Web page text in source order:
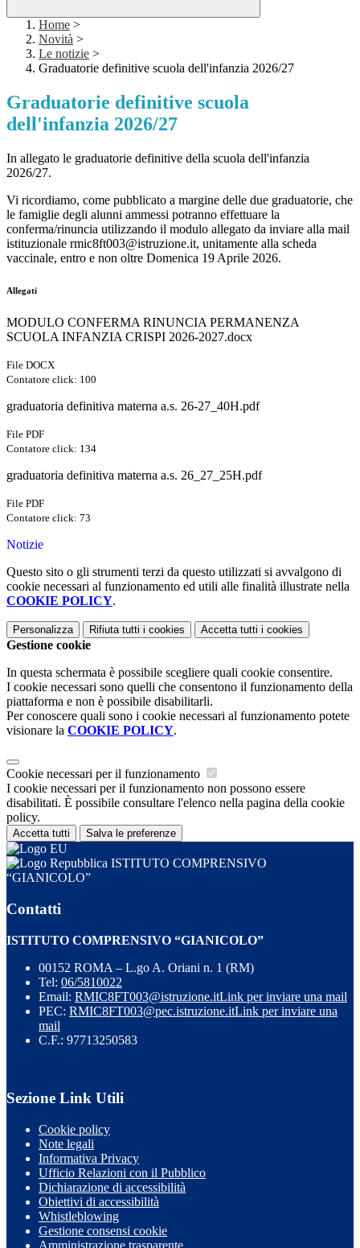
Home >
Novità >
Le notizie >
Graduatorie definitive scuola dell'infanzia 2026/27
Graduatorie definitive scuola
dell'infanzia 2026/27
In allegato le graduatorie definitive della scuola dell'infanzia
2026/27.
Vi ricordiamo, come pubblicato a margine delle due graduatorie, che
le famiglie degli alunni ammessi potranno effettuare la
conferma/rinuncia utilizzando il modulo allegato da inviare alla mail
istituzionale rmic8ft003@istruzione.it, unitamente alla scheda
vaccinale, entro e non oltre Domenica 19 Aprile 2026.
Allegati
MODULO CONFERMA RINUNCIA PERMANENZA
SCUOLA INFANZIA CRISPI 2026-2027.docx
File DOCX
Contatore click: 100
graduatoria definitiva materna a.s. 26-27_40H.pdf
File PDF
Contatore click: 134
graduatoria definitiva materna a.s. 26_27_25H.pdf
File PDF
Contatore click: 73
Notizie
Questo sito o gli strumenti terzi da questo utilizzati si avvalgono di
cookie necessari al funzionamento ed utili alle finalità illustrate nella
COOKIE POLICY.
Personalizza Rifiuta tutti i cookies Accetta tutti i cookies
Gestione cookie
In questa schermata è possibile scegliere quali cookie consentire.
I cookie necessari sono quelli che consentono il funzionamento della
piattaforma e non è possibile disabilitarli.
Per conoscere quali sono i cookie necessari al funzionamento potete
visionare la COOKIE POLICY.
Cookie necessari per il funzionamento
I cookie necessari per il funzionamento non possono essere
disabilitati. È possibile consultare l'elenco nella pagina della cookie
policy.
Accetta tutti Salva le preferenze
ISTITUTO COMPRENSIVO
“GIANICOLO”
Contatti
ISTITUTO COMPRENSIVO “GIANICOLO”
00152 ROMA – L.go A. Oriani n. 1 (RM)
Tel: 06/5810022
Email: RMIC8FT003@istruzione.itLink per inviare una mail
PEC: RMIC8FT003@pec.istruzione.itLink per inviare una
mail
C.F.: 97713250583
Sezione Link Utili
Cookie policy
Note legali
Informativa Privacy
Ufficio Relazioni con il Pubblico
Dichiarazione di accessibilità
Obiettivi di accessibilità
Whistleblowing
Gestione consensi cookie
Amministrazione trasparente